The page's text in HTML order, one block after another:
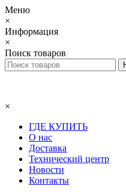
Меню
×
Информация
×
Поиск товаров
×
ГДЕ КУПИТЬ
О нас
Доставка
Технический центр
Новости
Контакты